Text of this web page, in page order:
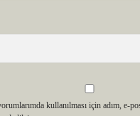
kullanılması için adım, e-